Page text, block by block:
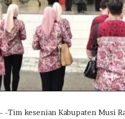
-Tim kesenian Kabupaten Musi